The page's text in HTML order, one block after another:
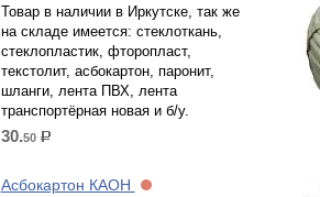
Товар в наличии в Иркутске, так же
на складе имеется: стеклоткань,
стеклопластик, фторопласт,
текстолит, асбокартон, паронит,
шланги, лента ПВХ, лента
транспортёрная новая и б/у.
30.50 р.
Асбокартон КАОН